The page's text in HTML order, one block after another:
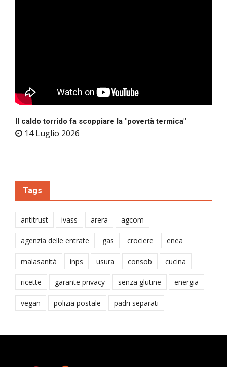
Il caldo torrido fa scoppiare la "povertà termica"
14 Luglio 2026
Tags
antitrust ivass arera agcom
agenzia delle entrate gas crociere enea
malasanità inps usura consob cucina
ricette garante privacy senza glutine energia
vegan polizia postale padri separati